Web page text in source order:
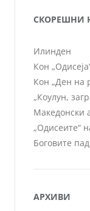
СКОРЕШНИ
Илинден
Кон
Кон „Ден на
„Коулун,
Македонски
„Одисеите“
Боговите
АРХИВИ